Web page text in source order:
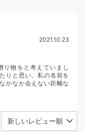
2021.10.23
り物をと考えていまし
りと思い、私の名前を
かなか会えない距離な